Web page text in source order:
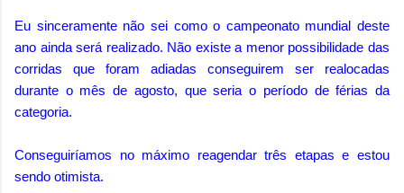
Eu sinceramente não sei como o campeonato mundial deste
ano ainda será realizado. Não existe a menor possibilidade das
corridas que foram adiadas conseguirem ser realocadas
durante o mês de agosto, que seria o período de férias da
categoria.
Conseguiríamos no máximo reagendar três etapas e estou
sendo otimista.